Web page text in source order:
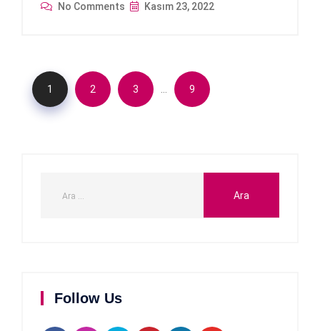
No Comments Kasım 23, 2022
1 2 3 … 9
Follow Us